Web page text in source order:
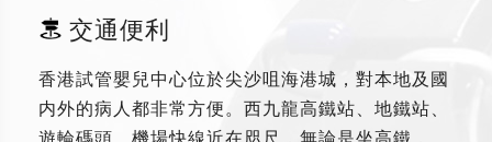
交通便利
香港試管嬰兒中心位於尖沙咀海港城，對本地及國
内外的病人都非常方便。西九龍高鐵站、地鐵站、
遊輪碼頭、機場快線近在咫尺，無論是坐高鐵，